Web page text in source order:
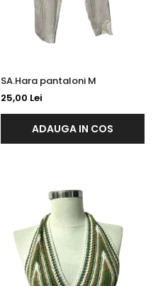
SA.Hara pantaloni M
25,00 Lei
ADAUGA IN COS